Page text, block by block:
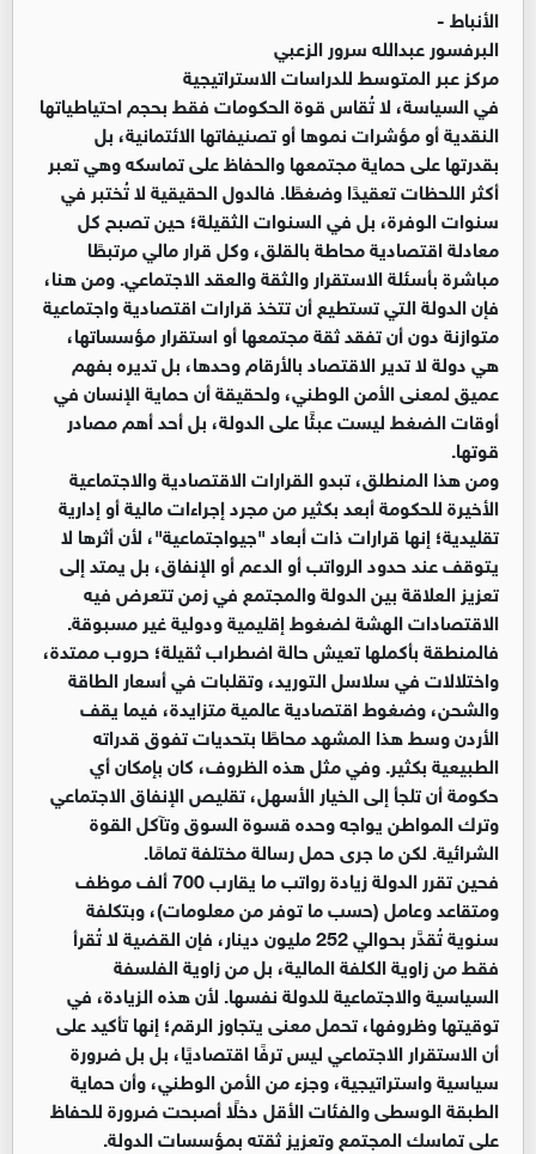
الأنباط -
البرفسور عبدالله سرور الزعبي
مركز عبر المتوسط للدراسات الاستراتيجية
في السياسة، لا تُقاس قوة الحكومات فقط بحجم احتياطياتها
النقدية أو مؤشرات نموها أو تصنيفاتها الائتمانية، بل
بقدرتها على حماية مجتمعها والحفاظ على تماسكه وهي تعبر
أكثر اللحظات تعقيدًا وضغطًا. فالدول الحقيقية لا تُختبر في
سنوات الوفرة، بل في السنوات الثقيلة؛ حين تصبح كل
معادلة اقتصادية محاطة بالقلق، وكل قرار مالي مرتبطًا
مباشرة بأسئلة الاستقرار والثقة والعقد الاجتماعي. ومن هنا،
فإن الدولة التي تستطيع أن تتخذ قرارات اقتصادية واجتماعية
متوازنة دون أن تفقد ثقة مجتمعها أو استقرار مؤسساتها،
هي دولة لا تدير الاقتصاد بالأرقام وحدها، بل تديره بفهم
عميق لمعنى الأمن الوطني، ولحقيقة أن حماية الإنسان في
أوقات الضغط ليست عبئًا على الدولة، بل أحد أهم مصادر
قوتها.
ومن هذا المنطلق، تبدو القرارات الاقتصادية والاجتماعية
الأخيرة للحكومة أبعد بكثير من مجرد إجراءات مالية أو إدارية
تقليدية؛ إنها قرارات ذات أبعاد "جيواجتماعية"، لأن أثرها لا
يتوقف عند حدود الرواتب أو الدعم أو الإنفاق، بل يمتد إلى
تعزيز العلاقة بين الدولة والمجتمع في زمن تتعرض فيه
الاقتصادات الهشة لضغوط إقليمية ودولية غير مسبوقة.
فالمنطقة بأكملها تعيش حالة اضطراب ثقيلة؛ حروب ممتدة،
واختلالات في سلاسل التوريد، وتقلبات في أسعار الطاقة
والشحن، وضغوط اقتصادية عالمية متزايدة، فيما يقف
الأردن وسط هذا المشهد محاطًا بتحديات تفوق قدراته
الطبيعية بكثير. وفي مثل هذه الظروف، كان بإمكان أي
حكومة أن تلجأ إلى الخيار الأسهل، تقليص الإنفاق الاجتماعي
وترك المواطن يواجه وحده قسوة السوق وتآكل القوة
الشرائية. لكن ما جرى حمل رسالة مختلفة تمامًا.
فحين تقرر الدولة زيادة رواتب ما يقارب 700 ألف موظف
ومتقاعد وعامل (حسب ما توفر من معلومات)، وبتكلفة
سنوية تُقدَّر بحوالي 252 مليون دينار، فإن القضية لا تُقرأ
فقط من زاوية الكلفة المالية، بل من زاوية الفلسفة
السياسية والاجتماعية للدولة نفسها. لأن هذه الزيادة، في
توقيتها وظروفها، تحمل معنى يتجاوز الرقم؛ إنها تأكيد على
أن الاستقرار الاجتماعي ليس ترفًا اقتصاديًا، بل بل ضرورة
سياسية واستراتيجية، وجزء من الأمن الوطني، وأن حماية
الطبقة الوسطى والفئات الأقل دخلًا أصبحت ضرورة للحفاظ
على تماسك المجتمع وتعزيز ثقته بمؤسسات الدولة.